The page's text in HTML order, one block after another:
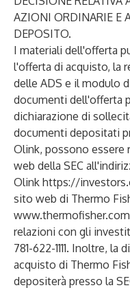
AZIONI ORDINARIE E
DEPOSITO.
I materiali dell'offerta
l'offerta di acquisto, la
delle ADS e il modulo
documenti dell'offerta
dichiarazione di
documenti depositati
Olink, possono essere
web della SEC
Olink https://
sito web di Thermo
www.thermofisher.com
relazioni con gli
781-622-1111. Inoltre,
acquisto di Thermo
depositerà presso la